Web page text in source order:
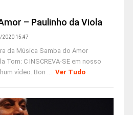
– Paulinho da Viola
2020 15:47
da Música Samba do Amor
Tom: C INSCREVA-SE em nosso
vídeo. Bon ... Ver Tudo